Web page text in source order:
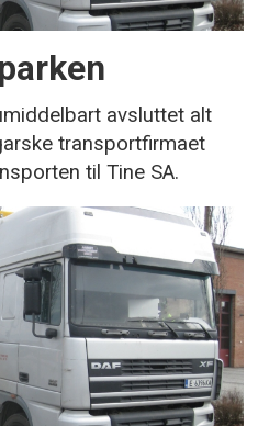
avsluttet alt
transportfirmaet
til Tine SA.